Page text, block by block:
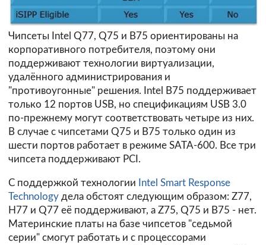
Чипсеты Intel Q77, Q75 и B75 ориентированы на
корпоративного потребителя, поэтому они
поддерживают технологии виртуализации,
удалённого администрирования и
"противоугонные" решения. Intel B75 поддерживает
только 12 портов USB, но спецификациям USB 3.0
по-прежнему могут соответствовать четыре из них.
В случае с чипсетами Q75 и B75 только один из
шести портов работает в режиме SATA-600. Все три
чипсета поддерживают PCI.
С поддержкой технологии
Intel Smart Response
Technology дела обстоят следующим образом: Z77,
H77 и Q77 её поддерживают, а Z75, Q75 и B75 - нет.
Материнские платы на базе чипсетов "седьмой
серии" смогут работать и с процессорами